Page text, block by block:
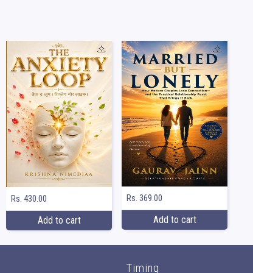
Rs. 430.00
Add to cart
Rs. 369.00
Add to cart
Timing